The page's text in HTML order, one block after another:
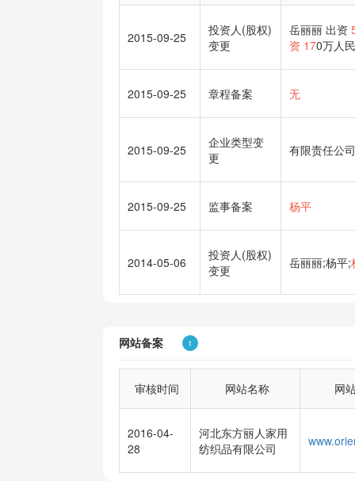
2015-09-25
投资人(股权)
变更
岳丽丽 出资
资 170万人
2015-09-25 章程备案 无
2015-09-25
企业类型变
更
有限责任公
2015-09-25 监事备案 杨平
2014-05-06
投资人(股权)
变更
岳丽丽;杨平;
网站备案 1
审核时间 网站名称 网
2016-04-
28
河北东方丽人家用
纺织品有限公司